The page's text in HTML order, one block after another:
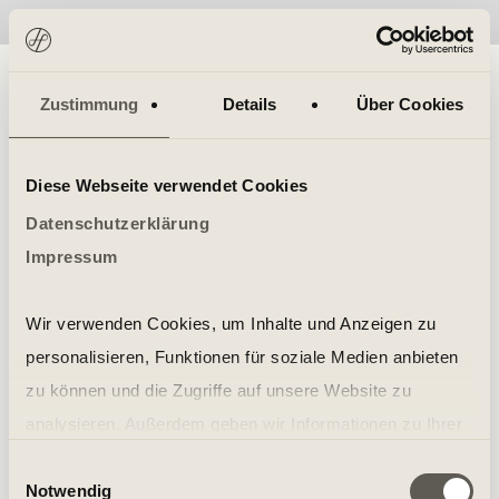
Zustimmung Details Über Cookies
Diese Webseite verwendet Cookies
Datenschutzerklärung
Impressum
Wir verwenden Cookies, um Inhalte und Anzeigen zu
personalisieren, Funktionen für soziale Medien anbieten
zu können und die Zugriffe auf unsere Website zu
soziale Medien, Werbung und Analysen weiter. Unsere
Notwendig